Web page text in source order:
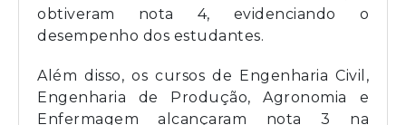
obtiveram nota 4, evidenciando o
desempenho dos estudantes.
Além disso, os cursos de Engenharia Civil,
Engenharia de Produção, Agronomia e
Enfermagem alcançaram nota 3 na